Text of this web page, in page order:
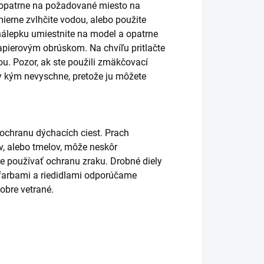
na požadované miesto na
zvlhčite vodou, alebo použite
umiestnite na model a opatrne
obrúskom. Na chvíľu pritlačte
Pozor, ak ste použili zmäkčovací
nevyschne, pretože ju môžete
dýchacích ciest. Prach
alebo tmelov, môže neskôr
používať ochranu zraku. Drobné diely
a riedidlami odporúčame
vetrané.